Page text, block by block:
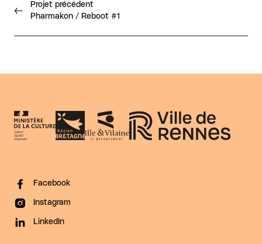
Projet précédent
Pharmakon / Reboot #1
Facebook
Instagram
LinkedIn